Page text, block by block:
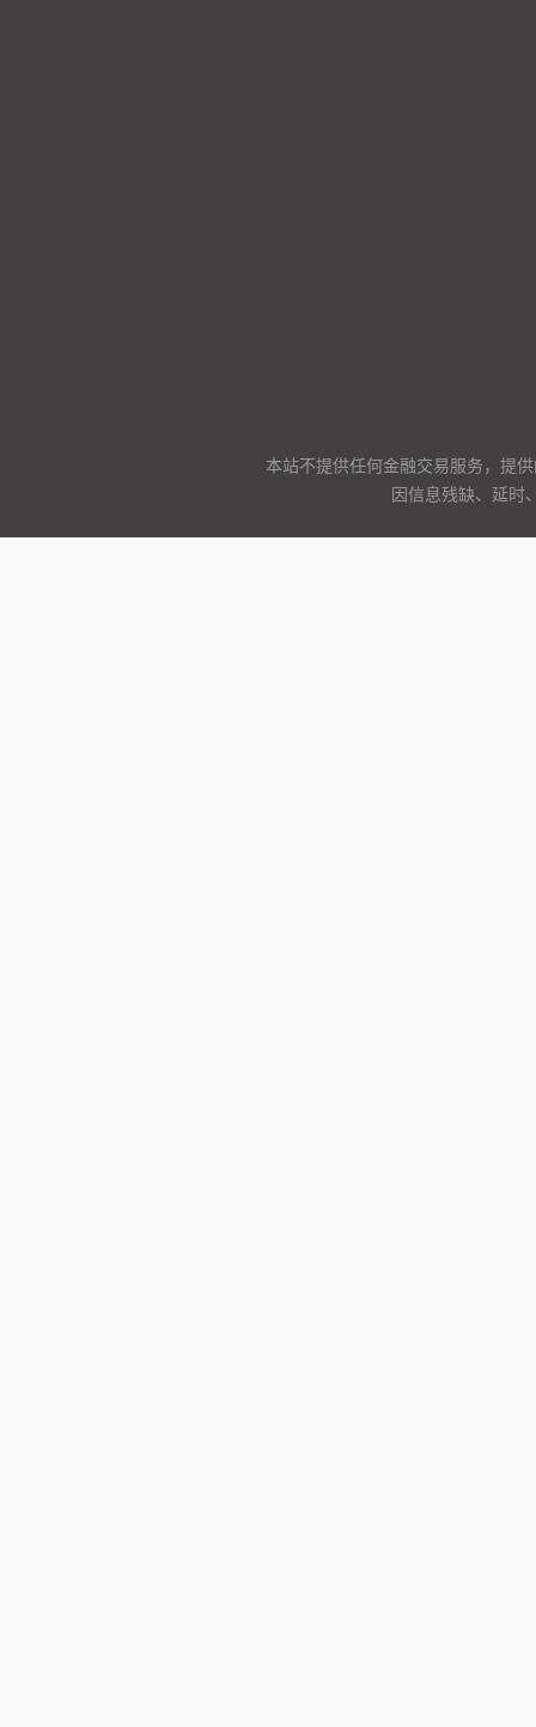
本站不提供任何金融交易服务，提
因信息残缺、延时